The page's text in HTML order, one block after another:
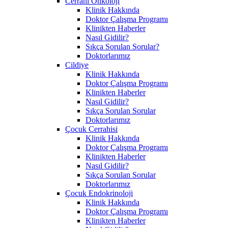
Klinik Hakkında
Doktor Çalışma Programı
Klinikten Haberler
Nasıl Gidilir?
Sıkça Sorulan Sorular?
Doktorlarımız
Cildiye
Klinik Hakkında
Doktor Çalışma Programı
Klinikten Haberler
Nasıl Gidilir?
Sıkça Sorulan Sorular
Doktorlarımız
Çocuk Cerrahisi
Klinik Hakkında
Doktor Çalışma Programı
Klinikten Haberler
Nasıl Gidilir?
Sıkça Sorulan Sorular
Doktorlarımız
Çocuk Endokrinoloji
Klinik Hakkında
Doktor Çalışma Programı
Klinikten Haberler